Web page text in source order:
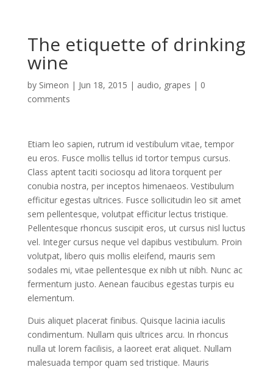
The etiquette of drinking
wine
by Simeon | Jun 18, 2015 | audio, grapes | 0
comments
Etiam leo sapien, rutrum id vestibulum vitae, tempor
eu eros. Fusce mollis tellus id tortor tempus cursus.
Class aptent taciti sociosqu ad litora torquent per
conubia nostra, per inceptos himenaeos. Vestibulum
efficitur egestas ultrices. Fusce sollicitudin leo sit amet
sem pellentesque, volutpat efficitur lectus tristique.
Pellentesque rhoncus suscipit eros, ut cursus nisl luctus
vel. Integer cursus neque vel dapibus vestibulum. Proin
volutpat, libero quis mollis eleifend, mauris sem
sodales mi, vitae pellentesque ex nibh ut nibh. Nunc ac
fermentum justo. Aenean faucibus egestas turpis eu
elementum.
Duis aliquet placerat finibus. Quisque lacinia iaculis
condimentum. Nullam quis ultrices arcu. In rhoncus
nulla ut lorem facilisis, a laoreet erat aliquet. Nullam
malesuada tempor quam sed tristique. Mauris